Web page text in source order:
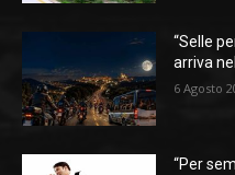
“Selle
arriva
6 Agosto
“Per